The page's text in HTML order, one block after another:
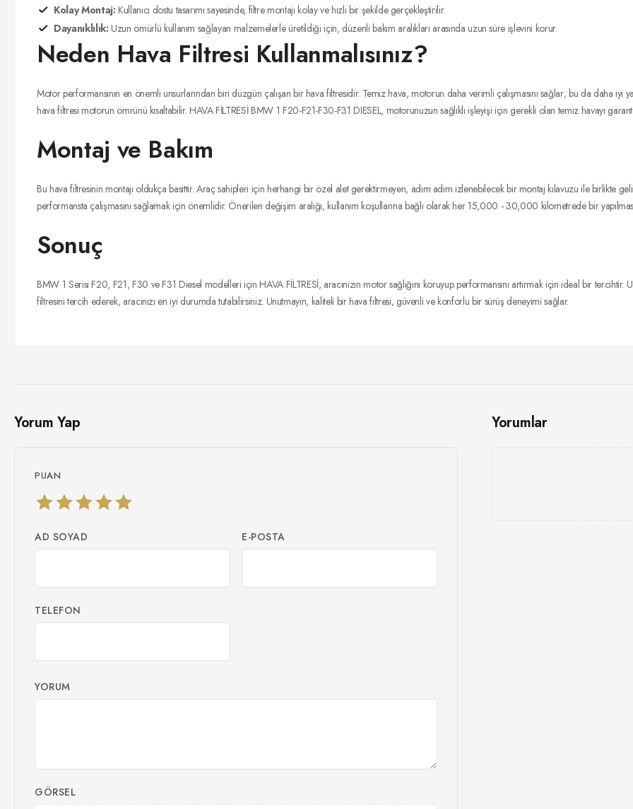
Kolay Montaj: Kullanıcı dostu tasarımı sayesinde, filtre montajı kolay ve hızlı bir şekilde gerçekleştirilir.
Dayanıklılık: Uzun ömürlü kullanım sağlayan malzemelerle üretildiği için, düzenli bakım aralıkları arasında uzun süre işlevini korur.
Neden Hava Filtresi Kullanmalısınız?
Motor performansının en önemli unsurlarından biri düzgün çalışan bir hava filtresidir. Temiz hava, motorun daha verimli çalışmasını sağlar; bu da daha iyi
hava filtresi motorun ömrünü kısaltabilir. HAVA FİLTRESİ BMW 1 F20-F21-F30-F31 DIESEL, motorunuzun sağlıklı işleyişi için gerekli olan temiz havayı
Montaj ve Bakım
Bu hava filtresinin montajı oldukça basittir. Araç sahipleri için herhangi bir özel alet gerektirmeyen, adım adım izlenebilecek bir montaj kılavuzu ile birlikte
performansta çalışmasını sağlamak için önemlidir. Önerilen değişim aralığı, kullanım koşullarına bağlı olarak her 15,000 - 30,000 kilometrede bir
Sonuç
BMW 1 Serisi F20, F21, F30 ve F31 Diesel modelleri için HAVA FİLTRESİ, aracınızın motor sağlığını koruyup performansını artırmak için ideal bir tercihtir.
filtresini tercih ederek, aracınızı en iyi durumda tutabilirsiniz. Unutmayın, kaliteli bir hava filtresi, güvenli ve konforlu bir sürüş deneyimi sağlar.
Yorum Yap
PUAN
AD SOYAD E-POSTA
TELEFON
YORUM
GÖRSEL
Yorumlar